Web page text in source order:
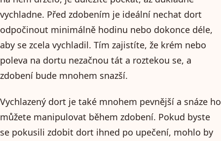
vychladne. Před zdobením je ideální nechat dort
odpočinout minimálně hodinu nebo dokonce déle,
aby se zcela vychladil. Tím zajistíte, že krém nebo
poleva na dortu nezačnou tát a roztekou se, a
zdobení bude mnohem snazší.
Vychlazený dort je také mnohem pevnější a snáze ho
můžete manipulovat během zdobení. Pokud byste
se pokusili zdobit dort ihned po upečení, mohlo by